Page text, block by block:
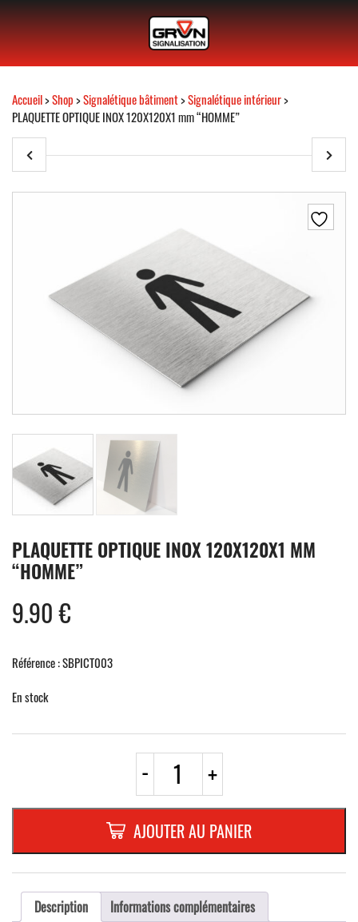
Accueil>Shop>Signalétique bâtiment>Signalétique intérieur>
PLAQUETTE OPTIQUE INOX 120X120X1 mm “HOMME”
PLAQUETTE OPTIQUE INOX 120X120X1 MM
“HOMME”
9.90€
Référence : SBPICT003
En stock
- quantité
PLAQUETTE
OPTIQUE
INOX
120X120X1
mm
"HOMME"
+
AJOUTER AU PANIER
Description Informations complémentaires